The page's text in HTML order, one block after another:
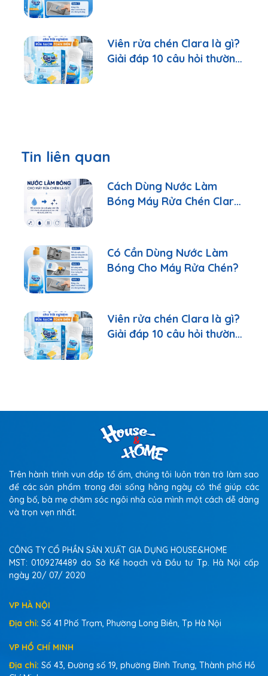
Viên rửa chén Clara là gì?
Giải đáp 10 câu hỏi thường
Tin liên quan
Cách Dùng Nước Làm
Bóng Máy Rửa Chén Clara
Có Cần Dùng Nước Làm
Bóng Cho Máy Rửa Chén?
Viên rửa chén Clara là gì?
Giải đáp 10 câu hỏi thường
Trên hành trình vun đắp tổ ấm, chúng tôi luôn trăn trở làm sao
để các sản phẩm trong đời sống hằng ngày có thể giúp các
ông bố, bà mẹ chăm sóc ngôi nhà của mình một cách dễ dàng
và trọn vẹn nhất.
CÔNG TY CỔ PHẦN SẢN XUẤT GIA DỤNG HOUSE&HOME
MST: 0109274489 do Sở Kế hoạch và Đầu tư Tp. Hà Nội cấp
ngày 20/ 07/ 2020
VP HÀ NỘI
Địa chỉ: Số 41 Phố Trạm, Phường Long Biên, Tp Hà Nội
VP HỒ CHÍ MINH
Địa chỉ: Số 43, Đường số 19, phường Bình Trưng, Thành phố Hồ